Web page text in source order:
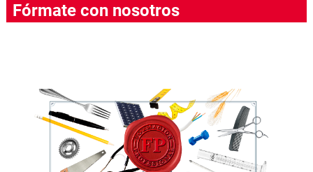
Fórmate con nosotros